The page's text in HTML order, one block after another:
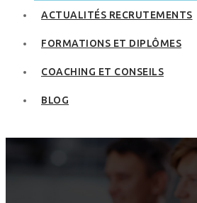
ACTUALITÉS RECRUTEMENTS
FORMATIONS ET DIPLÔMES
COACHING ET CONSEILS
BLOG